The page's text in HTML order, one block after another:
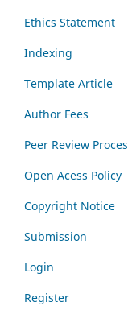
Ethics Statement
Indexing
Template Article
Author Fees
Peer Review
Open Acess Policy
Copyright Notice
Submission
Login
Register